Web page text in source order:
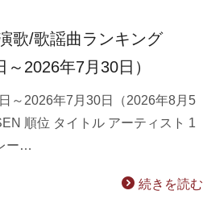
歌/歌謡曲ランキング
～2026年7月30日）
～2026年7月30日（2026年8月5
順位 タイトル アーティスト 1
ー…
続きを読む